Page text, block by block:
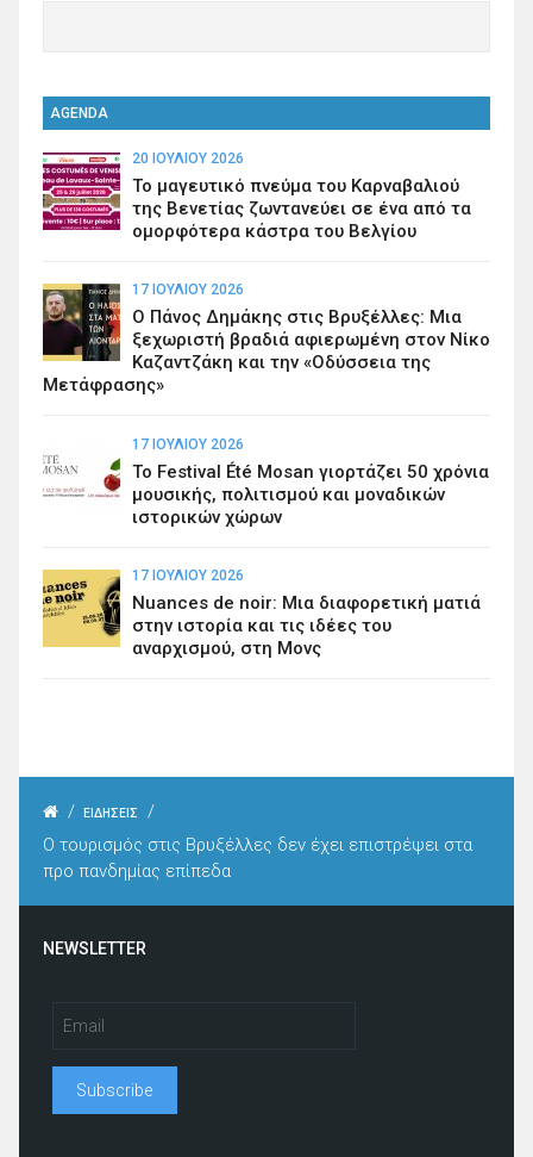
AGENDA
20 ΙΟΥΛΊΟΥ 2026
Το μαγευτικό πνεύμα του Καρναβαλιού
της Βενετίας ζωντανεύει σε ένα από τα
ομορφότερα κάστρα του Βελγίου
17 ΙΟΥΛΊΟΥ 2026
Ο Πάνος Δημάκης στις Βρυξέλλες: Μια
ξεχωριστή βραδιά αφιερωμένη στον Νίκο
Καζαντζάκη και την «Οδύσσεια της
Μετάφρασης»
17 ΙΟΥΛΊΟΥ 2026
Το Festival Été Mosan γιορτάζει 50 χρόνια
μουσικής, πολιτισμού και μοναδικών
ιστορικών χώρων
17 ΙΟΥΛΊΟΥ 2026
Nuances de noir: Μια διαφορετική ματιά
στην ιστορία και τις ιδέες του
αναρχισμού, στη Μονς
/ ΕΙΔΗΣΕΙΣ
/
Ο τουρισμός στις Βρυξέλλες δεν έχει επιστρέψει στα
προ πανδημίας επίπεδα
NEWSLETTER